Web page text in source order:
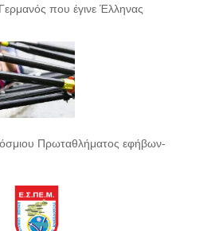
που έγινε Έλληνας
Πρωταθλήματος εφήβων-